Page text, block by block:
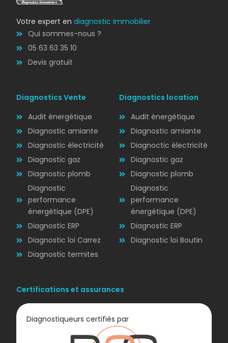
Diagnostic
ÉLECTRICITÉ
Votre expert endiagnostic immobilier
Qui sommes-nous ?
05 63 63 35 10
Devis gratuit
Diagnostics Vente
Audit énergétique
Diagnostic amiante
Diagnostic électricité
Diagnostic gaz
Diagnostic plomb
Diagnostic
performance
énergétique (DPE)
Diagnostic ERP
Diagnostic loi Carrez
Diagnostic termites
Diagnostics location
Audit énergétique
Diagnostic amiante
Diagnoctic électricité
Diagnostic gaz
Diagnostic plomb
Diagnostic
performance
énergétique (DPE)
Diagnostic ERP
Diagnostic loi Boutin
Certifications et assurances
Diagnostiqueurs certifiés par